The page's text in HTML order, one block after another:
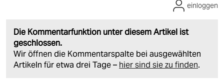
Die Kommentarfunktion unter diesem Artikel ist
geschlossen.
Wir öffnen die Kommentarspalte bei ausgewählten
Artikeln für etwa drei Tage – hier sind sie zu finden.
einloggen